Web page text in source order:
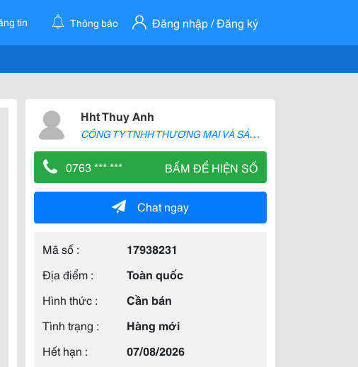
tin Thông báo Đăng nhập / Đăng ký
Hht Thuy Anh
C
ÔNG TY TNHH THƯƠNG MẠI VÀ SẢN XUẤT H2T
0763 *** *** BẤM ĐỂ HIỆN SỐ
Chat ngay
Mã số :
17938231
Địa điểm :
Toàn quốc
Hình thức :
Cần bán
Tình trạng :
Hàng mới
Hết hạn :
07/08/2026